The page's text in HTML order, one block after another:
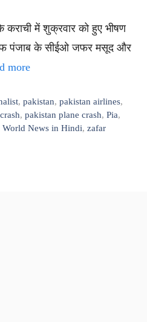
में शुक्रवार को हुए भीषण
ऑफ पंजाब के सीईओ जफर मसूद और
more
,pakistan,pakistan airlines,
, pakistan plane crash, Pia,
World News in Hindi, zafar